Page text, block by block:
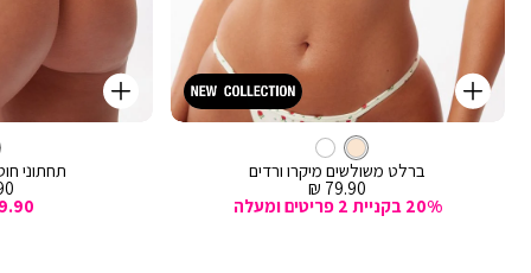
קנייה
מהירה
צבע
קרם
ברלט משולשים מיקרו ורדים
מחיר
מכירה
79.90 ₪
20% בקניית 2 פריטים ומעלה
ברלט
קנייה
מהירה
תחתוני
₪